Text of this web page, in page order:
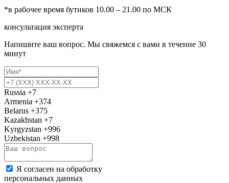
*в рабочее время бутиков 10.00 – 21.00 по МСК
консультация эксперта
Напишите ваш вопрос. Мы свяжемся с вами в течение 30
минут
Russia +7
Armenia +374
Belarus +375
Kazakhstan +7
Kyrgyzstan +996
Uzbekistan +998
Я согласен на обработку
персональных данных